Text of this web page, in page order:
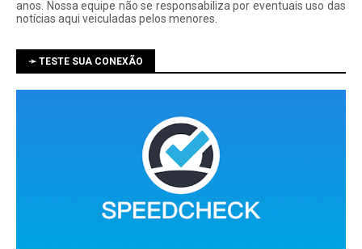
anos. Nossa equipe não se responsabiliza por eventuais uso das
notí­cias aqui veiculadas pelos menores.
➛ TESTE SUA CONEXÃO